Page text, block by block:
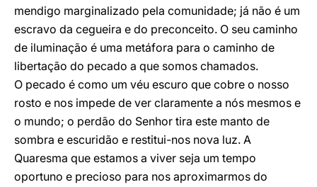
mendigo marginalizado pela comunidade; já não é um
escravo da cegueira e do preconceito. O seu caminho
de iluminação é uma metáfora para o caminho de
libertação do pecado a que somos chamados.
O pecado é como um véu escuro que cobre o nosso
rosto e nos impede de ver claramente a nós mesmos e
o mundo; o perdão do Senhor tira este manto de
sombra e escuridão e restitui-nos nova luz. A
Quaresma que estamos a viver seja um tempo
oportuno e precioso para nos aproximarmos do